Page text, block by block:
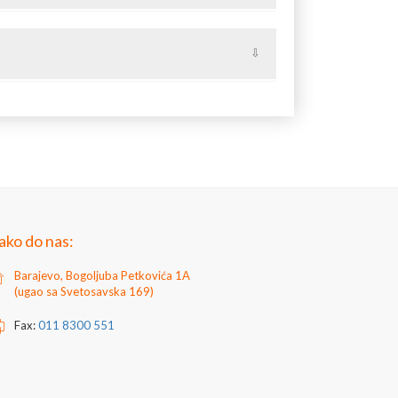
čeličnu ogradu kroz koje se provlače kutije
do nas:
Barajevo, Bogoljuba Petkovića 1A
(ugao sa Svetosavska 169)
Fax:011 8300 551